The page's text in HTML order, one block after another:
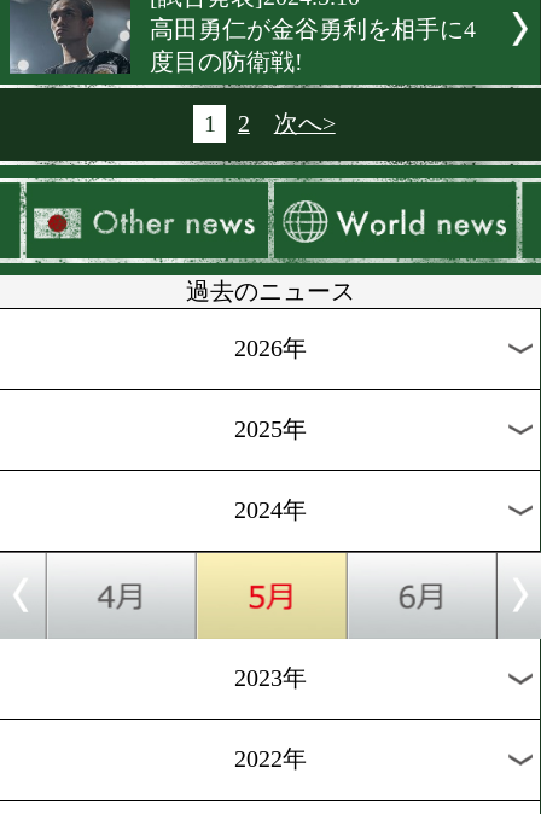
木村翔が熊谷にアマチュア
をオープン
[合宿情報]2024.5.14
中谷潤人が走り込み合宿を
ート
[リング誌PFP]2024.5.10
井上尚弥がPFP1位に返り
[IBF総会]2024.5.10
賞を受賞
[試合発表]2024.5.10
高田勇仁が金谷勇利を相手